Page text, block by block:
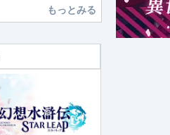
もっとみる